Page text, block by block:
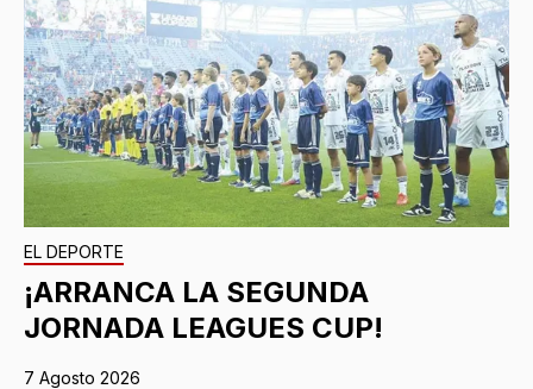
EL DEPORTE
¡ARRANCA LA SEGUNDA
JORNADA LEAGUES CUP!
7 Agosto 2026